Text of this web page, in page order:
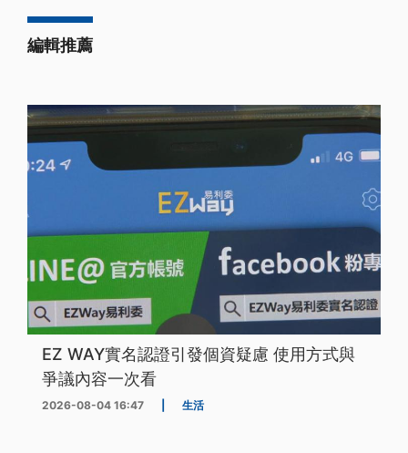
編輯推薦
EZ WAY實名認證引發個資疑慮 使用方式與
爭議內容一次看
2026-08-04 16:47 生活